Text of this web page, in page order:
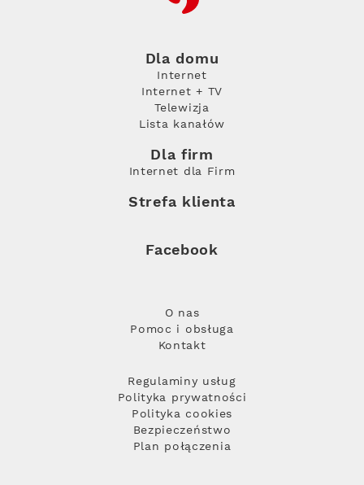
Dla domu
Internet
Internet + TV
Telewizja
Lista kanałów
Dla firm
Internet dla Firm
Strefa klienta
Facebook
O nas
Pomoc i obsługa
Kontakt
Regulaminy usług
Polityka prywatności
Polityka cookies
Bezpieczeństwo
Plan połączenia